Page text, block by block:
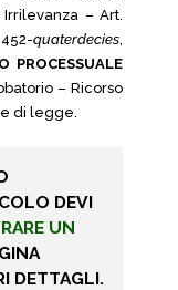
Irrilevanza – Art.
quaterdecies,
PROCESSUALE
– Ricorso
di legge.
DEVI
UN
DETTAGLI.